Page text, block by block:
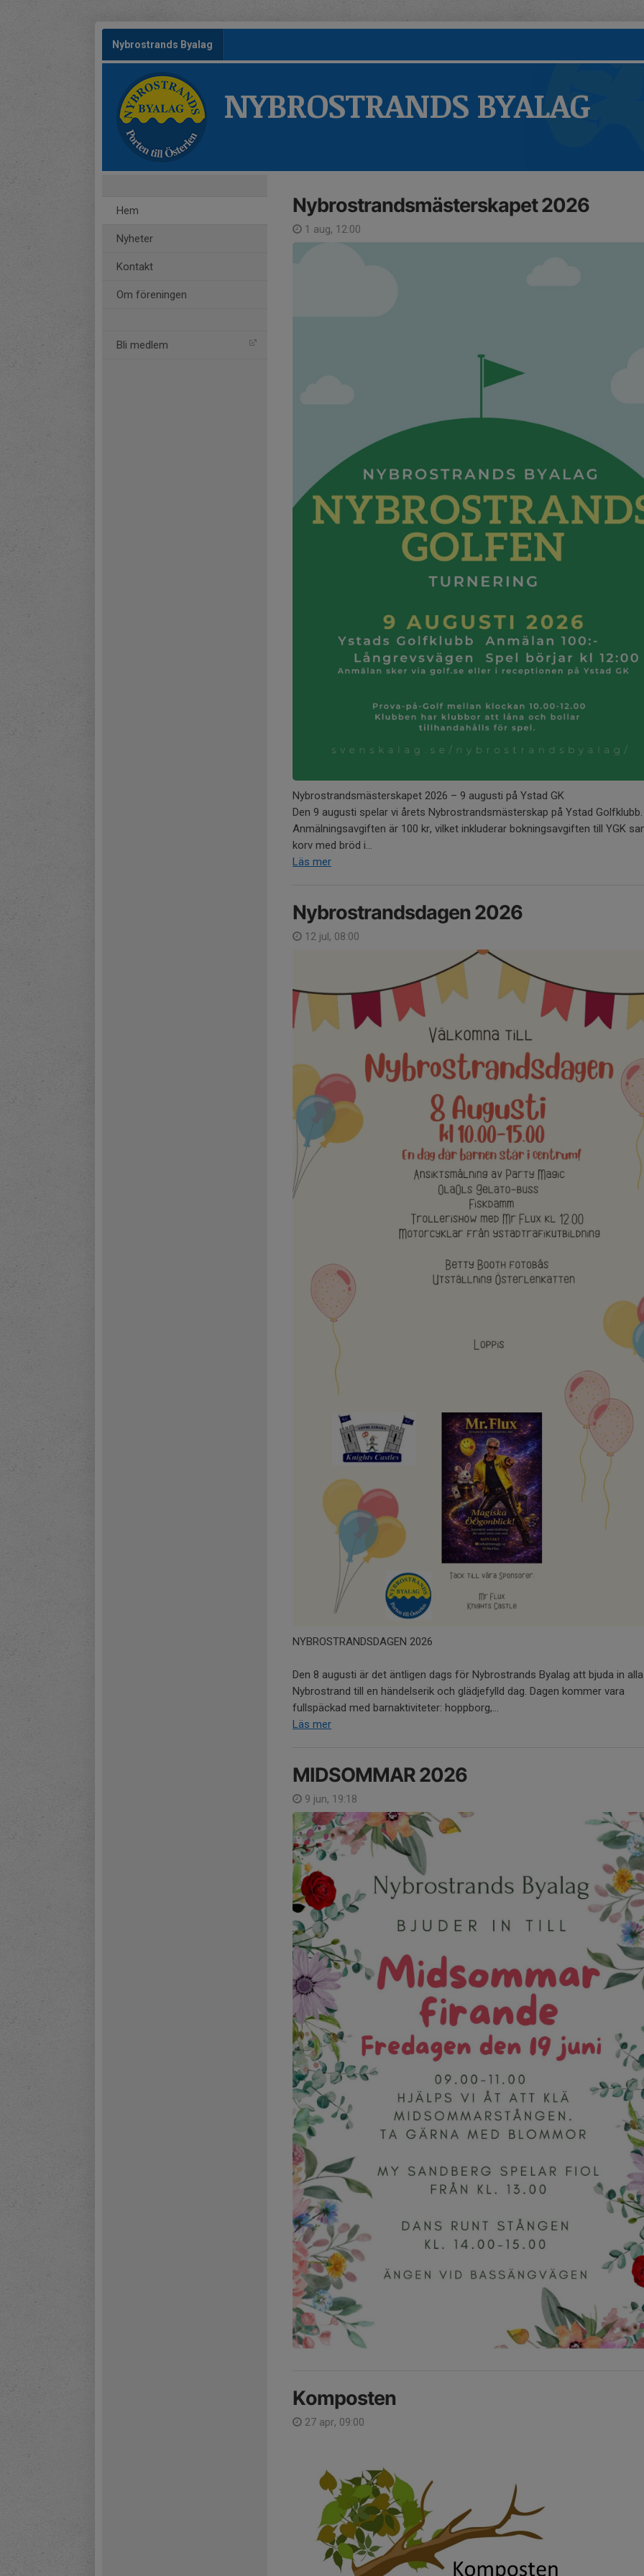
Nybrostrands Byalag
NYBROSTRANDS BYALAG
Hem
Nyheter
Kontakt
Om föreningen
Bli medlem
Nybrostrandsmästerskapet 2026
1 aug, 12:00
Nybrostrandsmästerskapet 2026 – 9 augusti på Ystad GK
Den 9 augusti spelar vi årets Nybrostrandsmästerskap på Ystad Golfklubb.
Anmälningsavgiften är 100 kr, vilket inkluderar bokningsavgiften till YGK
korv med bröd i...
Läs mer
Nybrostrandsdagen 2026
12 jul, 08:00
NYBROSTRANDSDAGEN 2026
Den 8 augusti är det äntligen dags för Nybrostrands Byalag att bjuda in
Nybrostrand till en händelserik och glädjefylld dag. Dagen kommer vara
fullspäckad med barnaktiviteter: hoppborg,...
Läs mer
MIDSOMMAR 2026
9 jun, 19:18
Komposten
27 apr, 09:00